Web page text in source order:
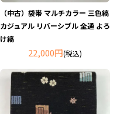
（中古）袋帯 マルチカラー 三色縞
カジュアル リバーシブル 全通 よろ
け縞
22,000円(税込)